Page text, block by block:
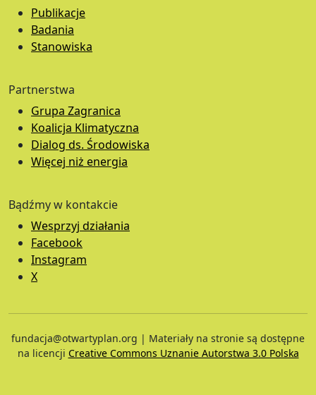
Publikacje
Badania
Stanowiska
Partnerstwa
Grupa Zagranica
Koalicja Klimatyczna
Dialog ds. Środowiska
Więcej niż energia
Bądźmy w kontakcie
Wesprzyj działania
Facebook
Instagram
X
fundacja@otwartyplan.org | Materiały na stronie są dostępne
na licencji Creative Commons Uznanie Autorstwa 3.0 Polska